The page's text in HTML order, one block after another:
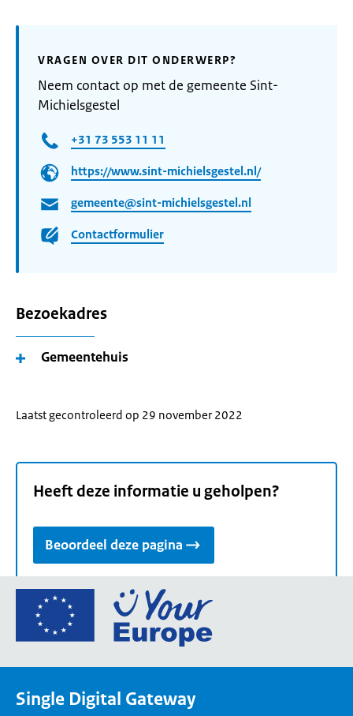
VRAGEN OVER DIT ONDERWERP?
Neem contact op met de gemeente Sint-
Michielsgestel
+31 73 553 11 11
https://www.sint-michielsgestel.nl/
gemeente@sint-michielsgestel.nl
Contactformulier
Bezoekadres
Gemeentehuis
Laatst gecontroleerd op 29 november 2022
Heeft deze informatie u geholpen?
Beoordeel deze pagina
Ga
de
Single Digital Gateway